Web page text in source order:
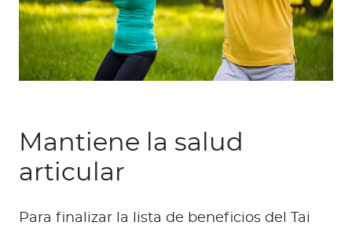
Mantiene la salud
articular
Para finalizar la lista de beneficios del Tai